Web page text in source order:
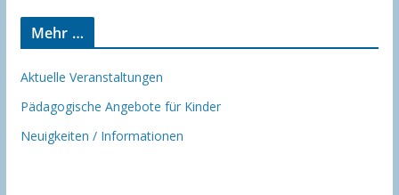
Mehr …
Aktuelle Veranstaltungen
Pädagogische Angebote für Kinder
Neuigkeiten / Informationen